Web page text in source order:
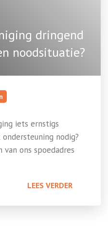
dringend
noodsituatie?
iets ernstigs
nodig?
ons spoedadres
LEES VERDER